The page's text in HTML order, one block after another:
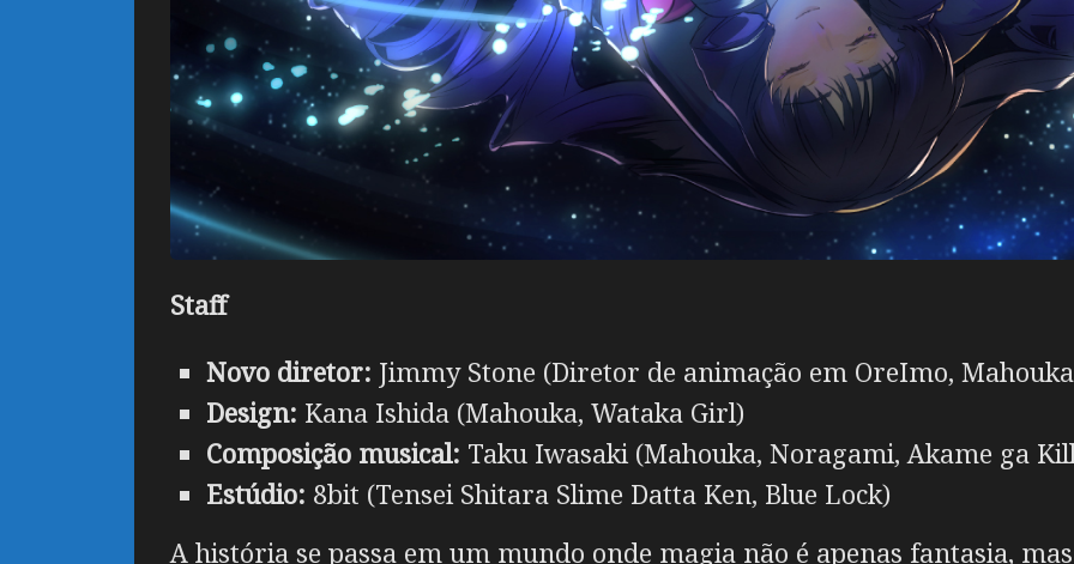
Staff
Novo diretor: Jimmy Stone (Diretor de animação em OreImo,
Design: Kana Ishida (Mahouka, Wataka Girl)
Composição musical: Taku Iwasaki (Mahouka, Noragami, Akame ga
Estúdio: 8bit (Tensei Shitara Slime Datta Ken, Blue Lock)
A história se passa em um mundo onde magia não é apenas fantasia,